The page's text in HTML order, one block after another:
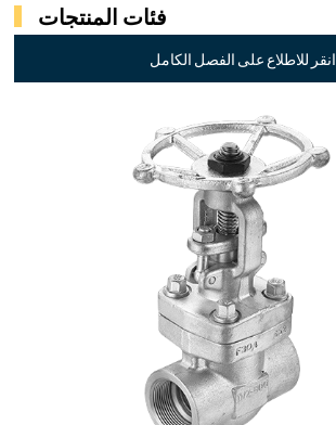
فئات المنتجات
انقر للاطلاع على الفصل الكامل